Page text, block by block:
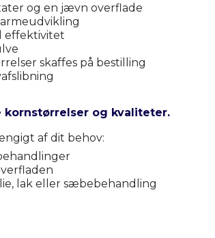
og en jævn overflade
effektivitet
skaffes på bestilling
og kvaliteter.
af dit behov:
lak eller sæbebehandling